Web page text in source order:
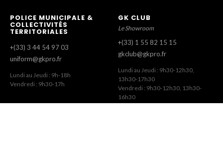
POLICE MUNICIPALE &
COLLECTIVITÉS
TERRITORIALES
+(33) 3 44 54 97 03
uniform@gkpro.fr
Lundi au Jeudi : 9h-18h
Vendredi : 9h30-17h
GK CLUB
Le Showroom
+(33) 1 55 82 15 15
gkclub@gkpro.fr
Lundi au Jeudi : 9h30-12h30,
13h30-17h30
Vendredi : 9h30-12h30, 13h30-
16h30